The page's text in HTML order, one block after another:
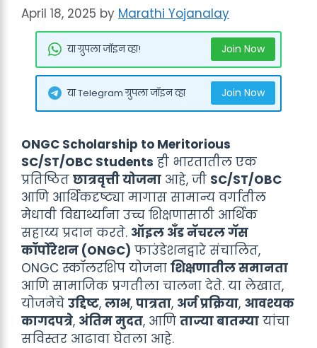
April 18, 2025 by Marathi Yojanalay
या ग्रुपला जॉइन व्हा! Join Now
या Telegram ग्रुपला जॉइन व्हा Join Now
ONGC Scholarship to Meritorious
SC/ST/OBC Students ही भारतातील एक
प्रतिष्ठित छात्रवृत्ती योजना आहे, जी SC/ST/OBC
आणि आर्थिकदृष्ट्या मागास सामान्य वर्गातील
मेधावी विद्यार्थ्यांना उच्च शिक्षणासाठी आर्थिक
सहाय्य प्रदान करते. ऑइल अँड नॅचरल गॅस
कॉर्पोरेशन (ONGC) फाउंडेशनद्वारे संचालित,
ONGC स्कॉलरशिप योजना शिक्षणातील समानता
आणि सामाजिक प्रगतीला चालना देते. या लेखात,
योजनेचे उद्दिष्ट, लाभ, पात्रता, अर्ज प्रक्रिया, आवश्यक
कागदपत्रे, अंतिम मुदत, आणि ताज्या बातम्या यांचा
सविस्तर आढावा घेतला आहे.